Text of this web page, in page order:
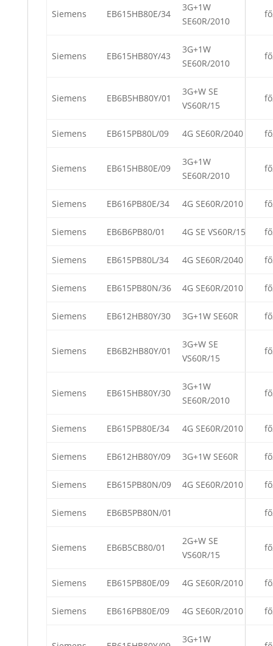
Siemens EB615HB80E/34
3G+1W
SE60R/2010
Siemens EB615HB80Y/43
3G+1W
SE60R/2010
Siemens EB6B5HB80Y/01
3G+W SE
VS60R/15
Siemens EB615PB80L/09 4G SE60R/2040
Siemens EB615HB80E/09
3G+1W
SE60R/2010
Siemens EB616PB80E/34 4G SE60R/2010
Siemens EB6B6PB80/01 4G SE VS60R/15
Siemens EB615PB80L/34 4G SE60R/2040
Siemens EB615PB80N/36 4G SE60R/2010
Siemens EB612HB80Y/30 3G+1W SE60R
Siemens EB6B2HB80Y/01
3G+W SE
VS60R/15
Siemens EB615HB80Y/30
3G+1W
SE60R/2010
Siemens EB615PB80E/34 4G SE60R/2010
Siemens EB612HB80Y/09 3G+1W SE60R
Siemens EB615PB80N/09 4G SE60R/2010
Siemens EB6B5PB80N/01
Siemens EB6B5CB80/01
2G+W SE
VS60R/15
Siemens EB615PB80E/09 4G SE60R/2010
Siemens EB616PB80E/09 4G SE60R/2010
3G+1W